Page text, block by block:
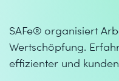
SAFe® organisiert
Wertschöpfung.
effizienter und